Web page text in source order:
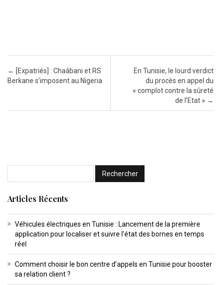
Post navigation
← [Expatriés] : Chaâbani et RS
Berkane s’imposent au Nigeria
En Tunisie, le lourd verdict
du procès en appel du
« complot contre la sûreté
de l’Etat » →
Articles Récents
Véhicules électriques en Tunisie : Lancement de la première
application pour localiser et suivre l’état des bornes en temps
réel
Comment choisir le bon centre d’appels en Tunisie pour booster
sa relation client ?